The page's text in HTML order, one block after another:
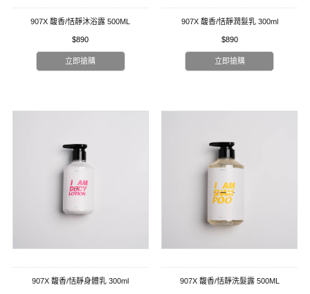
907X 馥香/恬靜沐浴露 500ML
$890
立即搶購
907X 馥香/恬靜潤髮乳 300ml
$890
立即搶購
907X 馥香/恬靜身體乳 300ml 907X 馥香/恬靜洗髮露 500ML